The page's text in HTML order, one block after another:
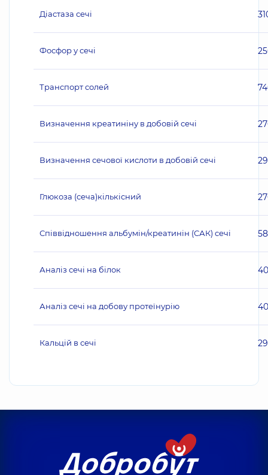
Діастаза сечі
Фосфор у сечі
Транспорт солей
Визначення креатиніну в добовій сечі
Визначення сечової кислоти в добовій сечі
Глюкоза (сеча)кількісний
Співвідношення альбумін/креатинін (САК) сечі
Аналіз сечі на білок
Аналіз сечі на добову протеїнурію
Кальцій в сечі